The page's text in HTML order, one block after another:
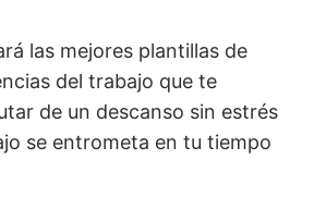
las mejores plantillas de
del trabajo que te
de un descanso sin estrés
se entrometa en tu tiempo